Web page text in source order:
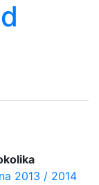
2013 / 2014